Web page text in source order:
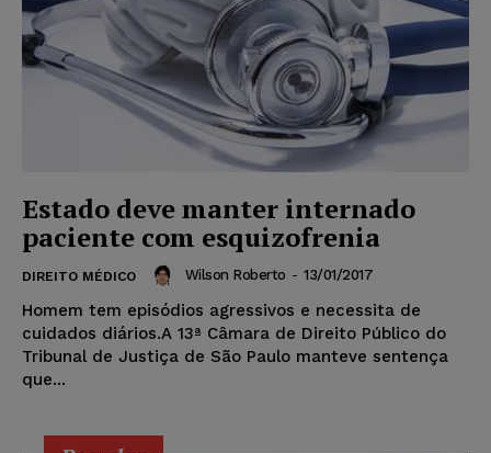
Estado deve manter internado
paciente com esquizofrenia
DIREITO MÉDICO Wilson Roberto - 13/01/2017
Homem tem episódios agressivos e necessita de
cuidados diários.A 13ª Câmara de Direito Público do
Tribunal de Justiça de São Paulo manteve sentença
que...